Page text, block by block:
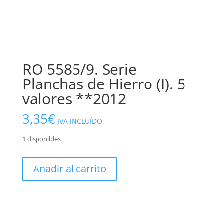
RO 5585/9. Serie
Planchas de Hierro (I). 5
valores **2012
3,35€ IVA INCLUÍDO
1 disponibles
5585/9.
Añadir al carrito